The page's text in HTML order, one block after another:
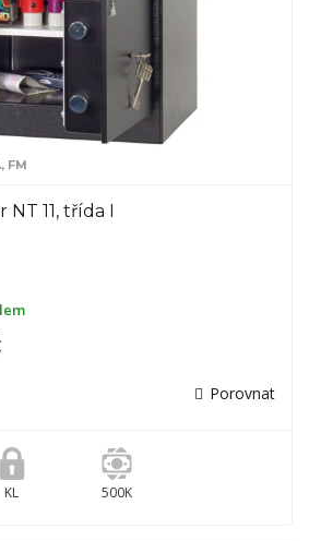
FM
11, třída I
Porovnat
KL 500K